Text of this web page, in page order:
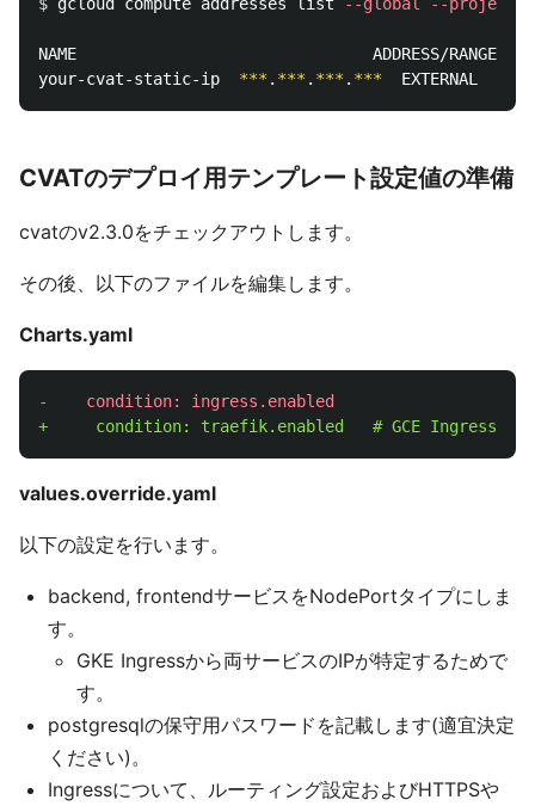
NAME                               ADDRESS/RANGE   TYPE
your-cvat-static-ip *** . *** . *** . ***
CVATのデプロイ用テンプレート設定値の準備
cvatのv2.3.0をチェックアウトします。
その後、以下のファイルを編集します。
Charts.yaml
values.override.yaml
以下の設定を行います。
backend, frontendサービスをNodePortタイプにしま
す。
GKE Ingressから両サービスのIPが特定するためで
す。
postgresqlの保守用パスワードを記載します(適宜決定
ください)。
Ingressについて、ルーティング設定およびHTTPSや